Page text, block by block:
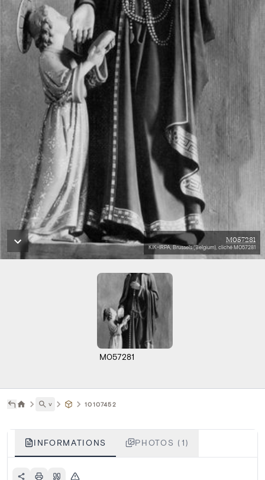
M057281
KIK-IRPA, Brussels (Belgium), cliché M057281
M057281
˅ 10107452
INFORMATIONS PHOTOS (1)